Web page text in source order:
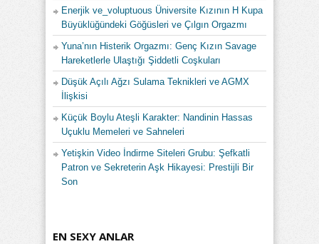
Enerjik ve_voluptuous Üniversite Kızının H Kupa
Büyüklüğündeki Göğüsleri ve Çılgın Orgazmı
Yuna’nın Histerik Orgazmı: Genç Kızın Savage
Hareketlerle Ulaştığı Şiddetli Coşkuları
Düşük Açılı Ağzı Sulama Teknikleri ve AGMX
İlişkisi
Küçük Boylu Ateşli Karakter: Nandinin Hassas
Uçuklu Memeleri ve Sahneleri
Yetişkin Video İndirme Siteleri Grubu: Şefkatli
Patron ve Sekreterin Aşk Hikayesi: Prestijli Bir
Son
EN SEXY ANLAR